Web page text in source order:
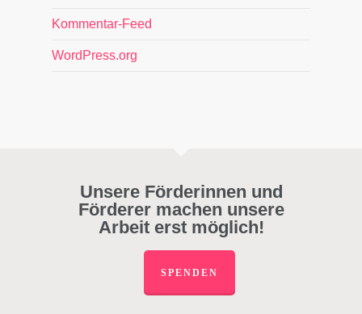
Kommentar-Feed
WordPress.org
Unsere Förderinnen und
Förderer machen unsere
Arbeit erst möglich!
SPENDEN